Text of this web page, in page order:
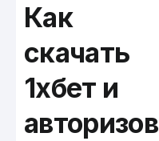
Как
скачать
1хбет и
авторизов